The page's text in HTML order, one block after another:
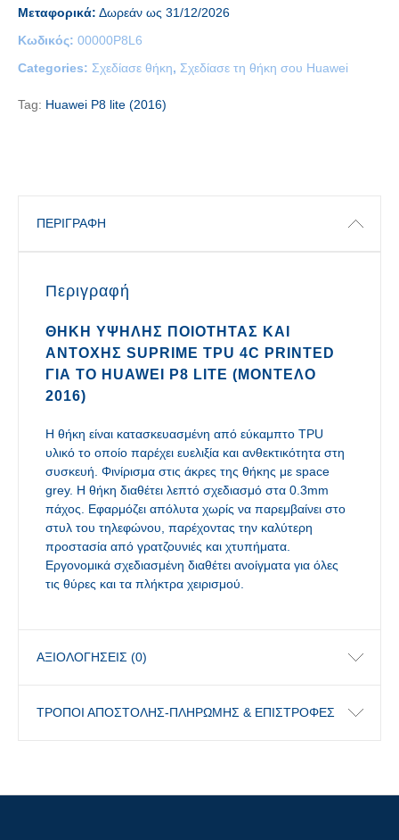
Μεταφορικά: Δωρεάν ως 31/12/2026
Κωδικός: 00000P8L6
Categories: Σχεδίασε θήκη, Σχεδίασε τη θήκη σου Huawei
Tag: Huawei P8 lite (2016)
ΠΕΡΙΓΡΑΦΉ
Περιγραφή
ΘΉΚΗ ΥΨΗΛΉΣ ΠΟΙΌΤΗΤΑΣ ΚΑΙ
ΑΝΤΟΧΉΣ SUPRIME TPU 4C PRINTED
ΓΙΑ ΤΟ HUAWEI P8 LITE (ΜΟΝΤΈΛΟ
2016)
Η θήκη είναι κατασκευασμένη από εύκαμπτο TPU
υλικό το οποίο παρέχει ευελιξία και ανθεκτικότητα στη
συσκευή. Φινίρισμα στις άκρες της θήκης με space
grey. Η θήκη διαθέτει λεπτό σχεδιασμό στα 0.3mm
πάχος. Εφαρμόζει απόλυτα χωρίς να παρεμβαίνει στο
στυλ του τηλεφώνου, παρέχοντας την καλύτερη
προστασία από γρατζουνιές και χτυπήματα.
Εργονομικά σχεδιασμένη διαθέτει ανοίγματα για όλες
τις θύρες και τα πλήκτρα χειρισμού.
ΑΞΙΟΛΟΓΉΣΕΙΣ (0)
ΤΡΟΠΟΙ ΑΠΟΣΤΟΛΗΣ-ΠΛΗΡΩΜΗΣ & ΕΠΙΣΤΡΟΦΕΣ